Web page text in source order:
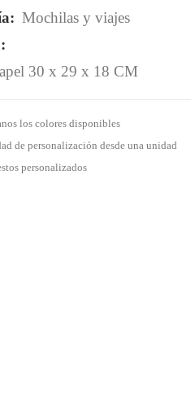
Mochilas y viajes
30 x 29 x 18 CM
los colores disponibles
de personalización desde una unidad
personalizados